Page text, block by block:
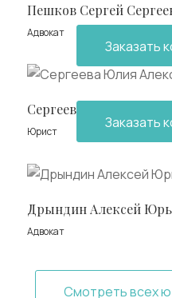
Пешков Сергей
Адвокат
Сергеева Юлия
Юрист
Заказать
Дрындин Алексей
Адвокат
Заказать
Смотреть всех